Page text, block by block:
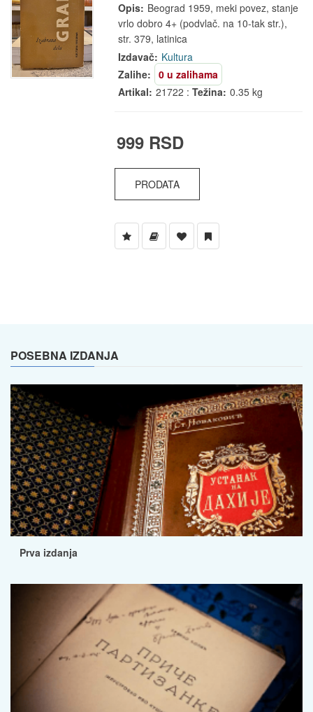
Opis: Beograd 1959, meki povez, stanje
vrlo dobro 4+ (podvlač. na 10-tak str.),
str. 379, latinica
Izdavač: Kultura
Zalihe:
0 u zalihama
Artikal: 21722 :Težina: 0.35 kg
999 RSD
PRODATA
POSEBNA IZDANJA
Prva izdanja